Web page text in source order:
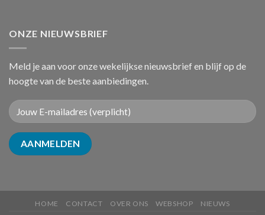
ONZE NIEUWSBRIEF
Meld je aan voor onze wekelijkse nieuwsbrief en blijf op de
hoogte van de beste aanbiedingen.
HOME CONTACT OVER ONS WEBSHOP NIEUWS